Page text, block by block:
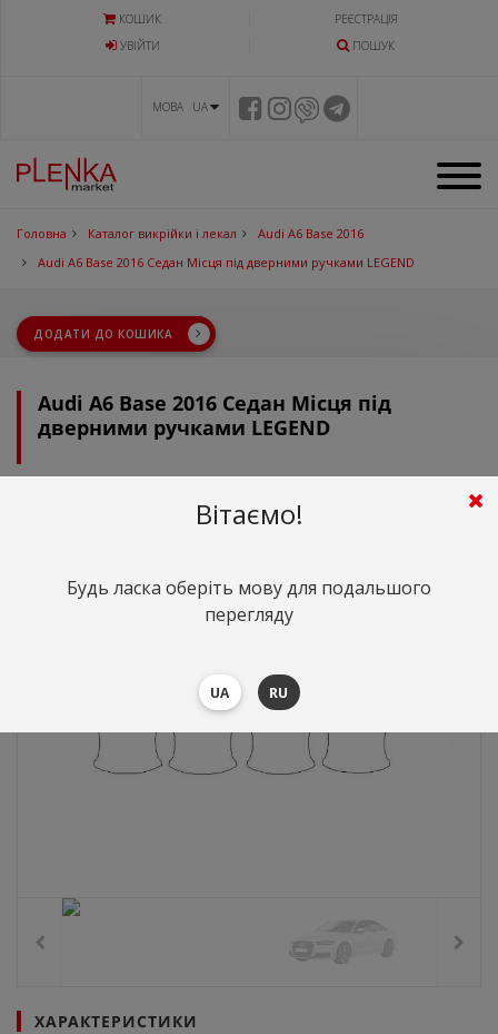
КОШИК
РЕЄСТРАЦІЯ
УВIЙТИ
ПОШУК
МОВА UA
Головна Каталог викрійки і лекал
Audi A6 Base 2016
Audi A6 Base 2016 Седан Місця під дверними ручками LEGEND
ДОДАТИ ДО КОШИКА
Audi A6 Base 2016 Седан Місця під
дверними ручками LEGEND
грн.
ХАРАКТЕРИСТИКИ
Вітаємо!
Будь ласка оберіть мову для подальшого
перегляду
UA RU